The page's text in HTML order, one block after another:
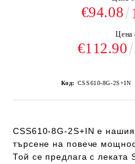
€94.08
Цена
€112.90
Код: CSS610-8G-2S+IN
CSS610-8G-2S+IN е
търсене на повече
Той се предлага с леката